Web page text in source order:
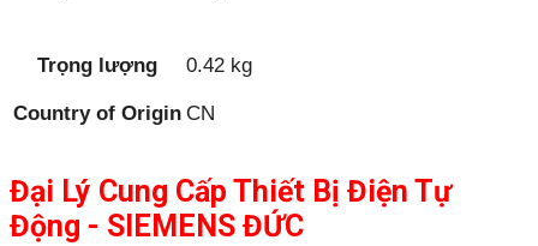
Trọng lượng 0.42 kg
Country of Origin CN
Đại Lý Cung Cấp Thiết Bị Điện Tự
Động - SIEMENS ĐỨC